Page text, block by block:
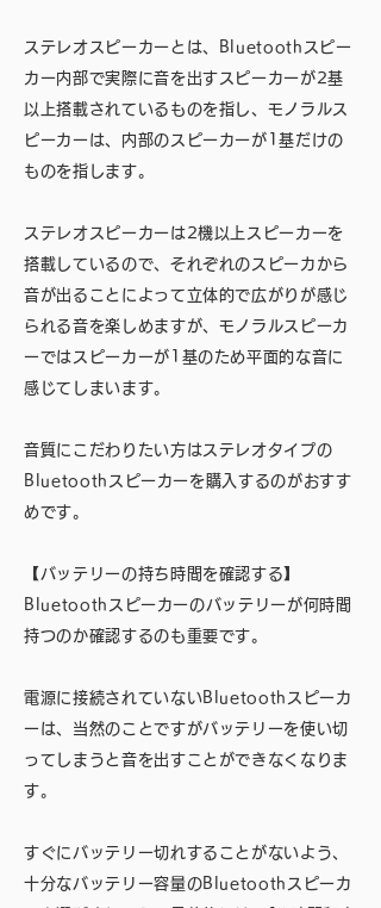
ステレオスピーカーとは、Bluetoothスピー
カー内部で実際に音を出すスピーカーが2基
以上搭載されているものを指し、モノラルス
ピーカーは、内部のスピーカーが1基だけの
ものを指します。
ステレオスピーカーは2機以上スピーカーを
搭載しているので、それぞれのスピーカから
音が出ることによって立体的で広がりが感じ
られる音を楽しめますが、モノラルスピーカ
ーではスピーカーが1基のため平面的な音に
感じてしまいます。
音質にこだわりたい方はステレオタイプの
Bluetoothスピーカーを購入するのがおすす
めです。
【バッテリーの持ち時間を確認する】
Bluetoothスピーカーのバッテリーが何時間
持つのか確認するのも重要です。
電源に接続されていないBluetoothスピーカ
ーは、当然のことですがバッテリーを使い切
ってしまうと音を出すことができなくなりま
す。
すぐにバッテリー切れすることがないよう、
十分なバッテリー容量のBluetoothスピーカ